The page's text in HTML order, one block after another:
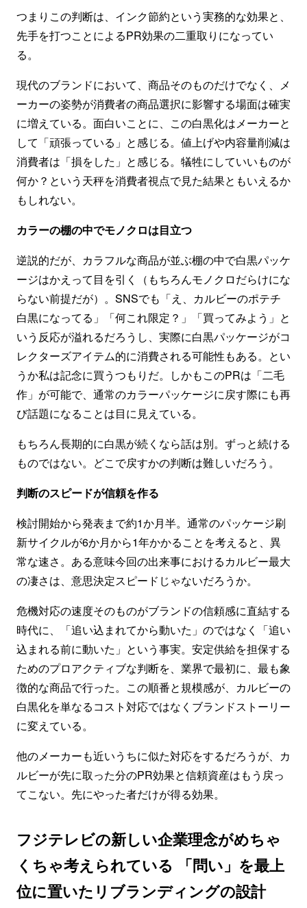
つまりこの判断は、インク節約という実務的な効果と、
先手を打つことによるPR効果の二重取りになってい
る。
現代のブランドにおいて、商品そのものだけでなく、メ
ーカーの姿勢が消費者の商品選択に影響する場面は確実
に増えている。面白いことに、この白黒化はメーカーと
して「頑張っている」と感じる。値上げや内容量削減は
消費者は「損をした」と感じる。犠牲にしていいものが
何か？という天秤を消費者視点で見た結果ともいえるか
もしれない。
カラーの棚の中でモノクロは目立つ
逆説的だが、カラフルな商品が並ぶ棚の中で白黒パッケ
ージはかえって目を引く（もちろんモノクロだらけにな
らない前提だが）。SNSでも「え、カルビーのポテチ
白黒になってる」「何これ限定？」「買ってみよう」と
いう反応が溢れるだろうし、実際に白黒パッケージがコ
レクターズアイテム的に消費される可能性もある。とい
うか私は記念に買うつもりだ。しかもこのPRは「二毛
作」が可能で、通常のカラーパッケージに戻す際にも再
び話題になることは目に見えている。
もちろん長期的に白黒が続くなら話は別。ずっと続ける
ものではない。どこで戻すかの判断は難しいだろう。
判断のスピードが信頼を作る
検討開始から発表まで約1か月半。通常のパッケージ刷
新サイクルが6か月から1年かかることを考えると、異
常な速さ。ある意味今回の出来事におけるカルビー最大
の凄さは、意思決定スピードじゃないだろうか。
危機対応の速度そのものがブランドの信頼感に直結する
時代に、「追い込まれてから動いた」のではなく「追い
込まれる前に動いた」という事実。安定供給を担保する
ためのプロアクティブな判断を、業界で最初に、最も象
徴的な商品で行った。この順番と規模感が、カルビーの
白黒化を単なるコスト対応ではなくブランドストーリー
に変えている。
他のメーカーも近いうちに似た対応をするだろうが、カ
ルビーが先に取った分のPR効果と信頼資産はもう戻っ
てこない。先にやった者だけが得る効果。
フジテレビの新しい企業理念がめちゃ
くちゃ考えられている 「問い」を最上
位に置いたリブランディングの設計